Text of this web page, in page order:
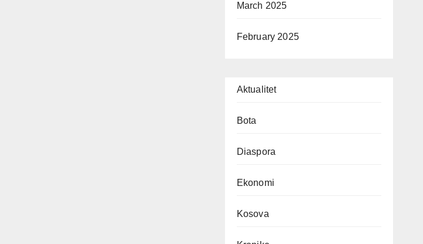
March 2025
February 2025
Aktualitet
Bota
Diaspora
Ekonomi
Kosova